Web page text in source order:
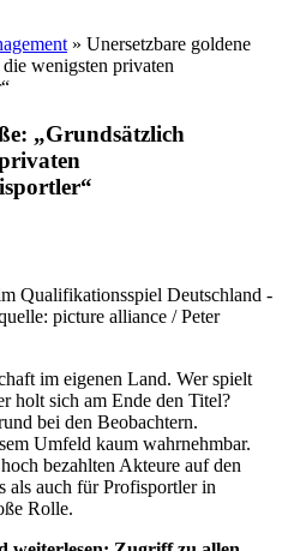
» Unersetzbare goldene
wenigsten privaten
„Grundsätzlich
Qualifikationsspiel Deutschland -
picture alliance / Peter
im eigenen Land. Wer spielt
holt sich am Ende den Titel?
bei den Beobachtern.
Umfeld kaum wahrnehmbar.
bezahlten Akteure auf den
als auch für Profisportler in
Rolle.